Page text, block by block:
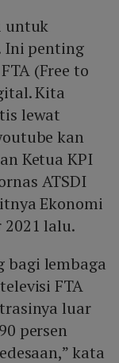
untuk
Ini penting
(Free to
Kita
lewat
kan
Ketua KPI
ATSDI
Ekonomi
lalu.
bagi lembaga
FTA
luar
persen
kata